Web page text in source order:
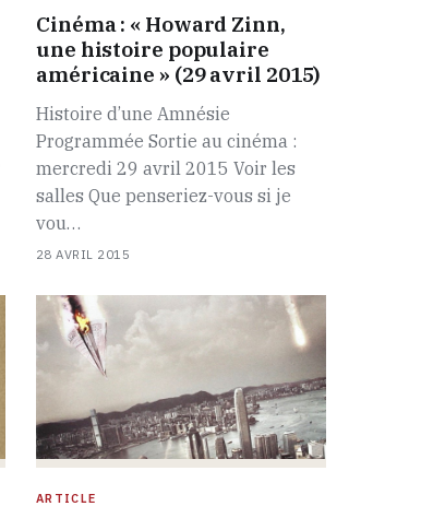
Cinéma : « Howard Zinn,
une histoire populaire
américaine » (29 avril 2015)
Histoire d’une Amnésie
Programmée Sortie au cinéma :
mercredi 29 avril 2015 Voir les
salles Que penseriez-vous si je
vou…
28 AVRIL 2015
ARTICLE